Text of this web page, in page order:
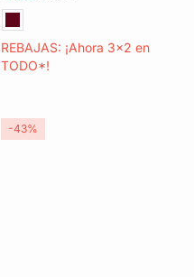
REBAJAS: ¡Ahora 3x2 en
TODO*!
-43%